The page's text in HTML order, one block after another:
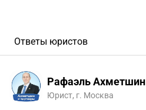
Ответы юристов
Рафаэль Ахметшин
Юрист, г. Москва